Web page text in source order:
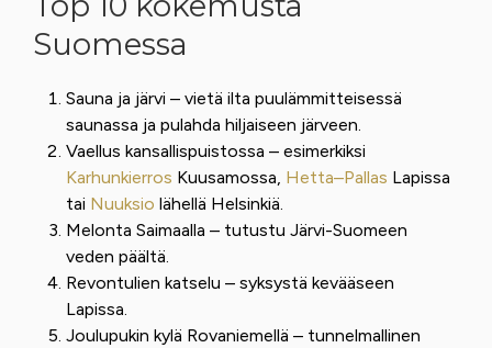
Suomessa
Sauna ja järvi – vietä ilta puulämmitteisessä
saunassa ja pulahda hiljaiseen järveen.
Vaellus kansallispuistossa – esimerkiksi
Karhunkierros Kuusamossa, Hetta–Pallas Lapissa
tai Nuuksio lähellä Helsinkiä.
Melonta Saimaalla – tutustu Järvi-Suomeen
veden päältä.
Revontulien katselu – syksystä kevääseen
Lapissa.
Joulupukin kylä Rovaniemellä – tunnelmallinen